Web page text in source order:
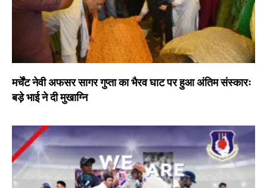
मर्चेंट नेवी अफसर सागर गुप्ता का भैरव घाट पर हुआ अंतिम संस्कारः
बड़े भाई ने दी मुखाग्नि